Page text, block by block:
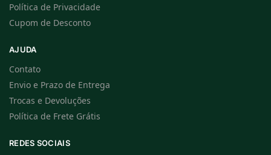
Política de Privacidade
Cupom de Desconto
AJUDA
Contato
Envio e Prazo de Entrega
Trocas e Devoluções
Política de Frete Grátis
REDES SOCIAIS